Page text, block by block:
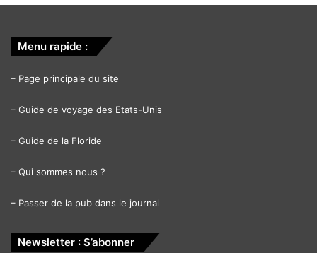
Menu rapide :
– Page principale du site
– Guide de voyage des Etats-Unis
– Guide de la Floride
– Qui sommes nous ?
– Passer de la pub dans le journal
Newsletter : S’abonner